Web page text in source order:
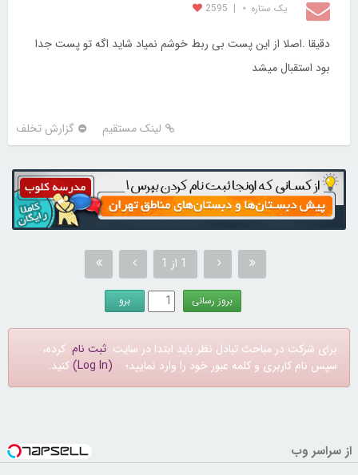
یک ستاره ⋆ |
2595
دقیقا .اصلا از این پست بی ربط خوشم نمیاد شاید اگه تو پست جدا
بود استقبال میشد
لینک مستقیم گزارش تخلف
1 از 1
برای شرکت در مباحث تبادل نظر باید ابتدا در سایت ثبت نام کرده،
سپس نام کاربری و کلمه عبور خود را وارد نمایید؛ (Log In) کنید.
از سراسر وب